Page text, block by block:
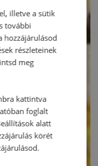
illetve a sütik
további
hozzájárulásod
részleteinek
meg
kattintva
foglalt
alatt
körét